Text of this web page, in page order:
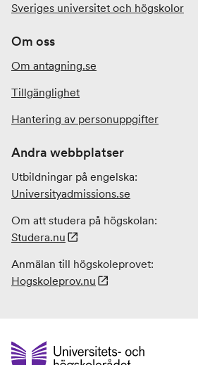
Sveriges universitet och högskolor
Om oss
Om antagning.se
Tillgänglighet
Hantering av personuppgifter
Andra webbplatser
Utbildningar på engelska:
Universityadmissions.se
Om att studera på högskolan:
Studera.nu
Anmälan till högskoleprovet:
Hogskoleprov.nu